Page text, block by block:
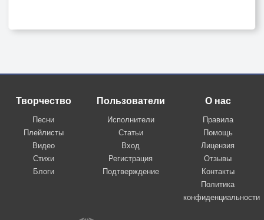
Творчество
Песни
Плейлисты
Видео
Стихи
Блоги
Пользователи
Исполнители
Статьи
Вход
Регистрация
Подтверждение
О нас
Правила
Помощь
Лицензия
Отзывы
Контакты
Политика
конфиденциальности